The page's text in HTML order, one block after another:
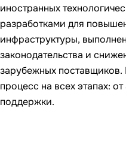
иностранных
разработками для
инфраструктуры,
законодательства и
зарубежных
процесс на всех этапах:
поддержки.